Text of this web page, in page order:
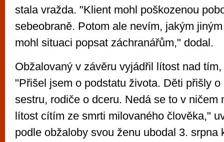
stala vražda. "Klient mohl poškozenou
sebeobraně. Potom ale nevím, jakým
mohl situaci popsat záchranářům," dodal.
Obžalovaný v závěru vyjádřil lítost nad
"Přišel jsem o podstatu života. Děti přišly o
sestru, rodiče o dceru. Nedá se to v ničem
lítost cítím ze smrti milovaného člověka,"
podle obžaloby svou ženu ubodal 3. srpna